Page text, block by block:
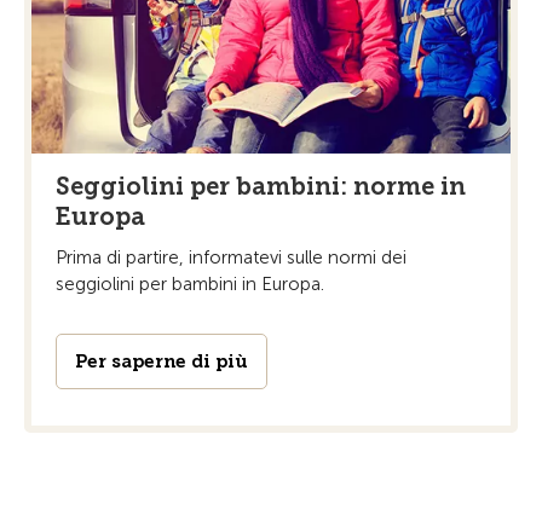
Seggiolini per bambini: norme in
Europa
Prima di partire, informatevi sulle normi dei
seggiolini per bambini in Europa.
Per saperne di più